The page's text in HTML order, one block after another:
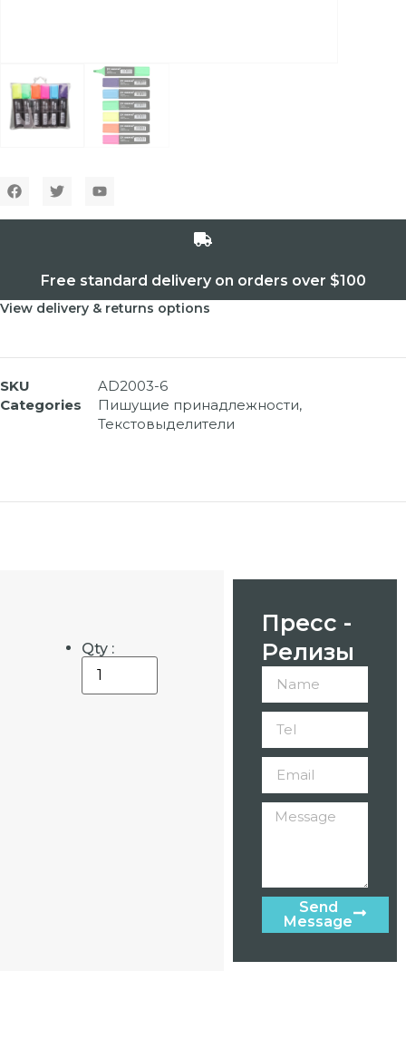
Free standard delivery on orders over $100
View delivery & returns options
SKU
AD2003-6
Categories
Пишущие принадлежности,
Текстовыделители
Qty :
Пресс -
Релизы
Send
Message